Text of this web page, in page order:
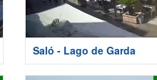
Saló - Lago de Garda